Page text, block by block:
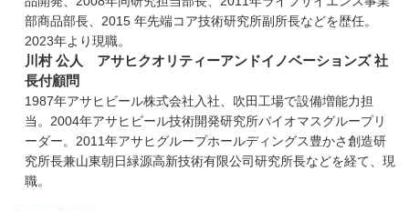
部商品部長、2015 年先端コア技術研究所副所長などを歴任。
2023年より現職。
川村 公人 アサヒクオリティーアンドイノベーションズ 社
長付顧問
1987年アサヒビール株式会社入社、吹田工場で設備増能力担
当。2004年アサヒビール技術開発研究所バイオマスグループリ
ーダー。2011年アサヒグループホールディングス豊かさ創造研
究所長兼山東朝日緑源高新技術有限公司研究所長などを経て、現
職。